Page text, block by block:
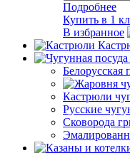
Подробнее
Купить в 1
В избранное
Белорусская
Кастрюли
Русские
Сковорода